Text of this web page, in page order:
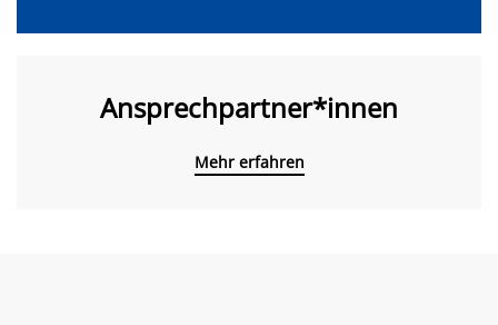
Ansprechpartner*innen
Mehr erfahren